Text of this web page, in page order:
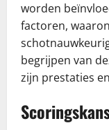
worden
factoren,
begrijpen van
zijn prestaties